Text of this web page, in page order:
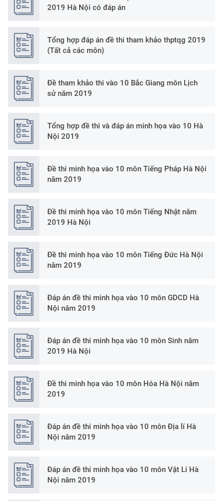
2019 Hà Nội có đáp án
Tổng hợp đáp án đề thi tham khảo thptqg 2019
(Tất cả các môn)
Đề tham khảo thi vào 10 Bắc Giang môn Lịch
sử năm 2019
Tổng hợp đề thi và đáp án minh họa vào 10 Hà
Nội 2019
Đề thi minh họa vào 10 môn Tiếng Pháp Hà Nội
năm 2019
Đề thi minh họa vào 10 môn Tiếng Nhật năm
2019 Hà Nội
Đề thi minh họa vào 10 môn Tiếng Đức Hà Nội
năm 2019
Đáp án đề thi minh họa vào 10 môn GDCD Hà
Nội năm 2019
Đáp án đề thi minh họa vào 10 môn Sinh năm
2019 Hà Nội
Đề thi minh họa vào 10 môn Hóa Hà Nội năm
2019
Đáp án đề thi minh họa vào 10 môn Địa lí Hà
Nội năm 2019
Đáp án đề thi minh họa vào 10 môn Vật Lí Hà
Nội năm 2019